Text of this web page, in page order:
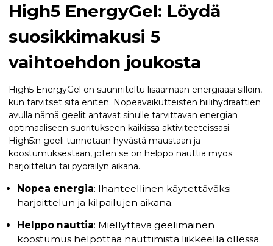
High5 EnergyGel: Löydä
suosikkimakusi 5
vaihtoehdon joukosta
High5 EnergyGel on suunniteltu lisäämään energiaasi silloin,
kun tarvitset sitä eniten. Nopeavaikutteisten hiilihydraattien
avulla nämä geelit antavat sinulle tarvittavan energian
optimaaliseen suoritukseen kaikissa aktiviteeteissasi.
High5:n geeli tunnetaan hyvästä maustaan ja
koostumuksestaan, joten se on helppo nauttia myös
harjoittelun tai pyöräilyn aikana.
Nopea energia: Ihanteellinen käytettäväksi
harjoittelun ja kilpailujen aikana.
Helppo nauttia: Miellyttävä geelimäinen
koostumus helpottaa nauttimista liikkeellä ollessa.